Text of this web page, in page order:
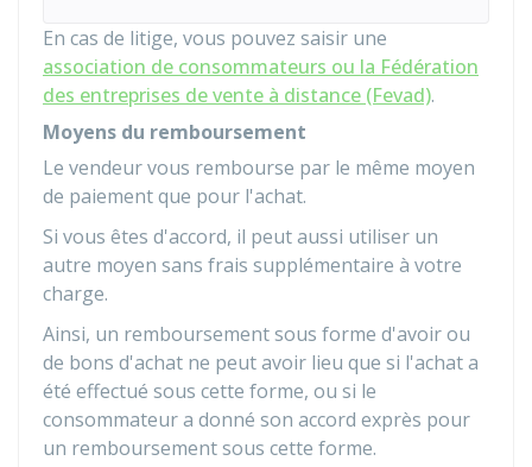
En cas de litige, vous pouvez saisir une
association de consommateurs ou la Fédération
des entreprises de vente à distance (Fevad).
Moyens du remboursement
Le vendeur vous rembourse par le même moyen
de paiement que pour l'achat.
Si vous êtes d'accord, il peut aussi utiliser un
autre moyen sans frais supplémentaire à votre
charge.
Ainsi, un remboursement sous forme d'avoir ou
de bons d'achat ne peut avoir lieu que si l'achat a
été effectué sous cette forme, ou si le
consommateur a donné son accord exprès pour
un remboursement sous cette forme.